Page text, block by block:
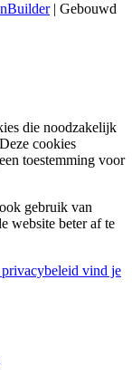
| Gebouwd
die noodzakelijk
cookies
toestemming voor
gebruik van
website beter af te
vind je